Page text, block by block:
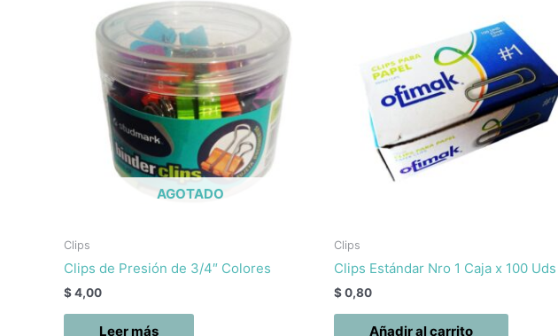
AGOTADO
Clips
Clips de Presión de 3/4″ Colores
$4,00
Leer más
Clips
Clips Estándar Nro 1 Caja x 100 Uds
$0,80
Añadir al carrito